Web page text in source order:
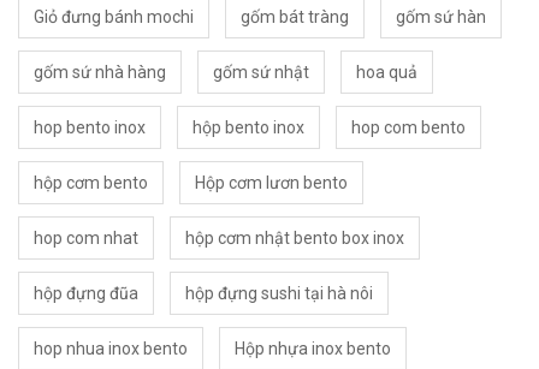
Giỏ đưng bánh mochi gốm bát tràng gốm sứ hàn
gốm sứ nhà hàng gốm sứ nhật hoa quả
hop bento inox hộp bento inox hop com bento
hộp cơm bento Hộp cơm lươn bento
hop com nhat hộp cơm nhật bento box inox
hộp đựng đũa hộp đựng sushi tại hà nôi
hop nhua inox bento Hộp nhựa inox bento